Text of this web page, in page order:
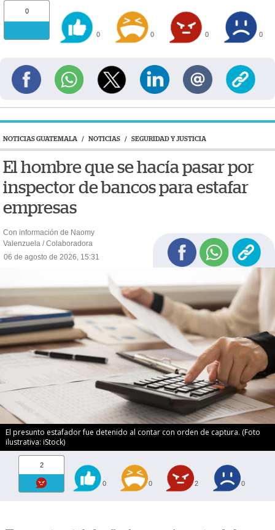
0
0 0 0 0
NOTICIAS GUATEMALA / NOTICIAS / SEGURIDAD Y JUSTICIA
El hombre que se hacía pasar por
inspector de bancos para estafar
empresas
Con información de Naomy
Valenzuela / Colaboradora
06 de agosto de 2026, 15:31
El presunto estafador fue detenido al contar con orden de captura. (Foto
ilustrativa: iStock)
2
0 0 2 0